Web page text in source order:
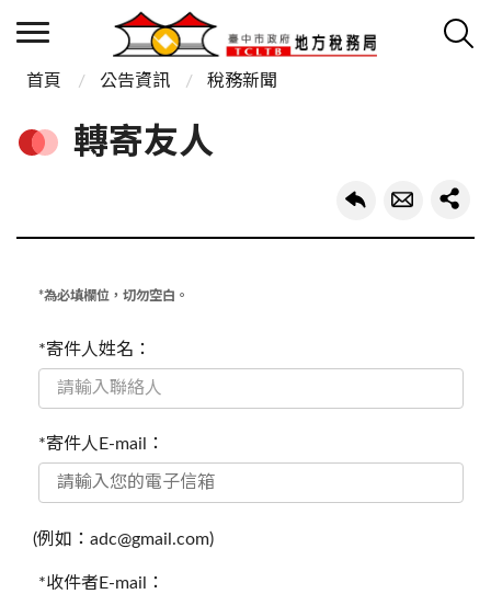
首頁 公告資訊 稅務新聞
轉寄友人
*為必填欄位，切勿空白。
*寄件人姓名：
*寄件人E-mail：
(例如：adc@gmail.com)
*收件者E-mail：